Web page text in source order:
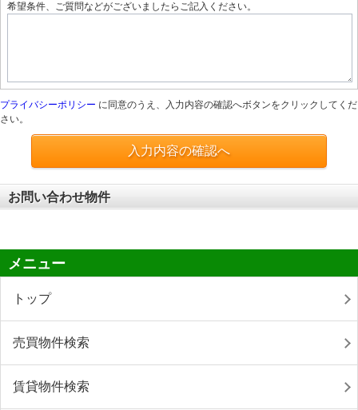
希望条件、ご質問などがございましたらご記入ください。
プライバシーポリシー に同意のうえ、入力内容の確認へボタンをクリックしてくだ
さい。
入力内容の確認へ
お問い合わせ物件
メニュー
トップ
売買物件検索
賃貸物件検索